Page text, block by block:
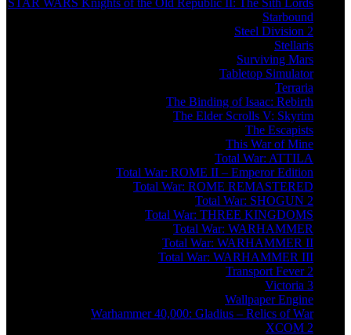
STAR WARS Knights of the Old Republic II: The Sith Lords
Starbound
Steel Division 2
Stellaris
Surviving Mars
Tabletop Simulator
Terraria
The Binding of Isaac: Rebirth
The Elder Scrolls V: Skyrim
The Escapists
This War of Mine
Total War: ATTILA
Total War: ROME II – Emperor Edition
Total War: ROME REMASTERED
Total War: SHOGUN 2
Total War: THREE KINGDOMS
Total War: WARHAMMER
Total War: WARHAMMER II
Total War: WARHAMMER III
Transport Fever 2
Victoria 3
Wallpaper Engine
Warhammer 40,000: Gladius – Relics of War
XCOM 2